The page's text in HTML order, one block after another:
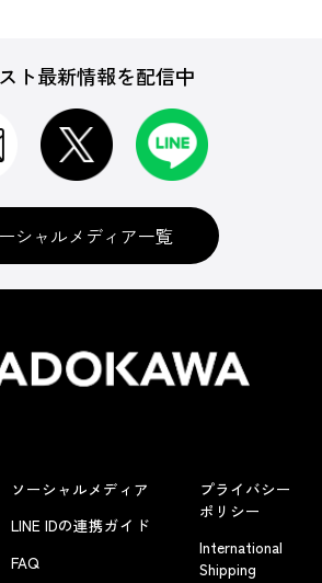
ト最新情報を配信中
シャルメディア一覧
ソーシャルメディア
LINE IDの連携ガイド
FAQ
プライバシー
ポリシー
International
Shipping